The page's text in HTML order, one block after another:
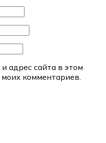
адрес сайта в этом
комментариев.